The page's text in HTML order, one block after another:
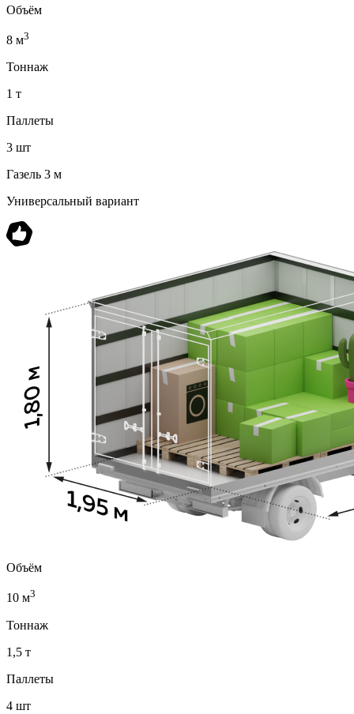
Объём
8 м3
Тоннаж
1 т
Паллеты
3 шт
Газель 3 м
Универсальный вариант
Объём
10 м3
Тоннаж
1,5 т
Паллеты
4 шт